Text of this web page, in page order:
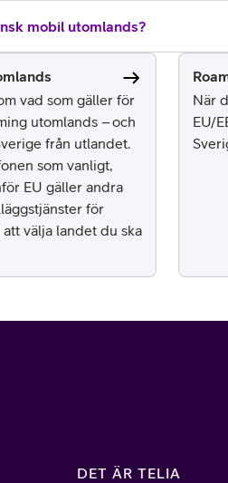
mobil utomlands?
vad som gäller för
utomlands – och
från utlandet.
som vanligt,
EU gäller andra
för
välja landet du ska
När
EU/
DET ÄR TELIA